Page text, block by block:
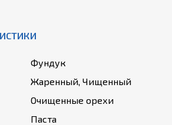
Фундук
Жаренный, Чищенный
Очищенные орехи
Паста